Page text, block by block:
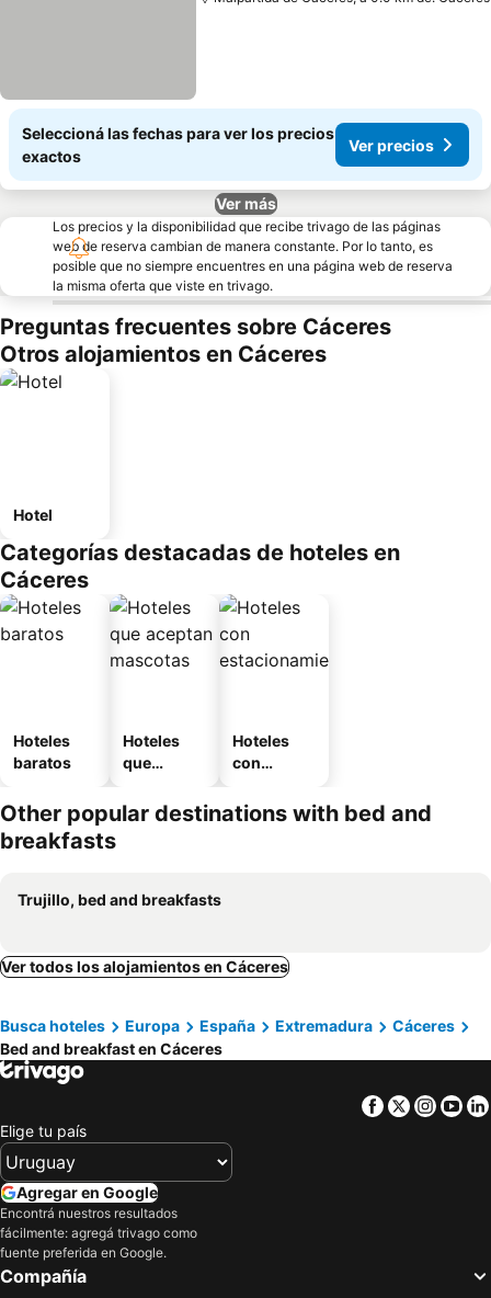
Seleccioná las fechas para ver los precios
exactos
Ver precios
Ver más
Los precios y la disponibilidad que recibe trivago de las páginas
web de reserva cambian de manera constante. Por lo tanto, es
posible que no siempre encuentres en una página web de reserva
la misma oferta que viste en trivago.
Preguntas frecuentes sobre Cáceres
Otros alojamientos en Cáceres
Hotel
Categorías destacadas de hoteles en
Cáceres
Hoteles
baratos
Hoteles
que
mascotas
Hoteles
con
miento
Other popular destinations with bed and
breakfasts
Trujillo, bed and breakfasts
Ver todos los alojamientos en Cáceres
Busca hoteles Europa España Extremadura
Cáceres
Bed and breakfast en Cáceres
Facebook
Twitter
Elige tu país
Agregar en Google
Encontrá nuestros resultados
fácilmente: agregá trivago como
fuente preferida en Google.
Compañía